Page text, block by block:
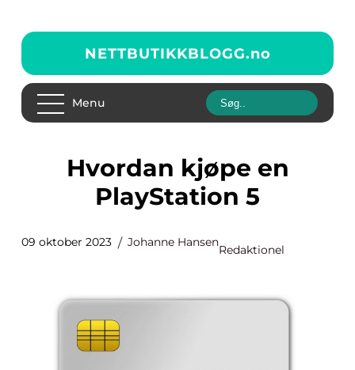
NETTBUTIKKBLOGG.no
Menu
Hvordan kjøpe en
PlayStation 5
09 oktober 2023 Johanne Hansen
Redaktionel